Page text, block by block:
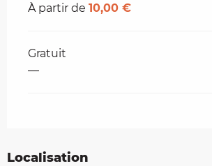
À partir de 10,00 €
Gratuit
—
Localisation